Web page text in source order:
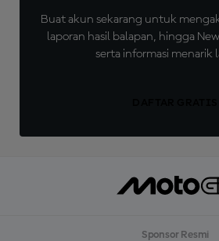
Buat akun sekarang untuk
laporan hasil balapan, hingga
serta informasi menarik
Sponsor Resmi